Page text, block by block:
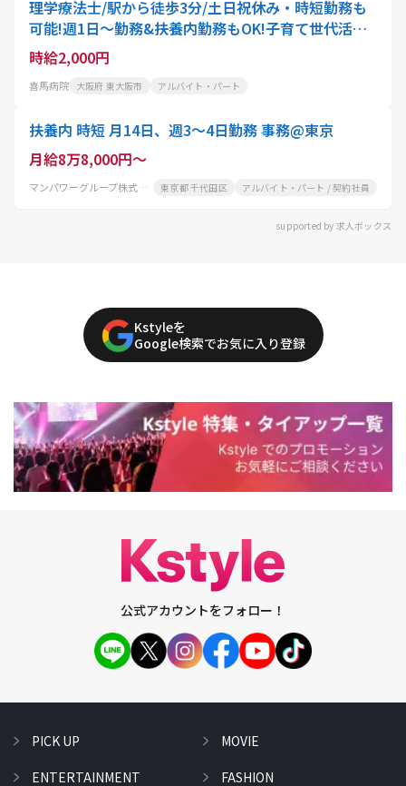
理学療法士/駅から徒歩3分/土日祝休み・時短勤務も
可能!週1日～勤務&扶養内勤務もOK!子育て世代活躍
中/採用強化中
時給2,000円
喜馬病院 大阪府 東大阪市 アルバイト・パート
扶養内 時短 月14日、週3～4日勤務 事務@東京
月給8万8,000円～
マンパワーグループ株式会社 東京都 千代田区 アルバイト・パート / 契約社員
supported by 求人ボックス
Kstyleを
Google検索でお気に入り登録
公式アカウントをフォロー！
PICK UP
ENTERTAINMENT
MOVIE
FASHION